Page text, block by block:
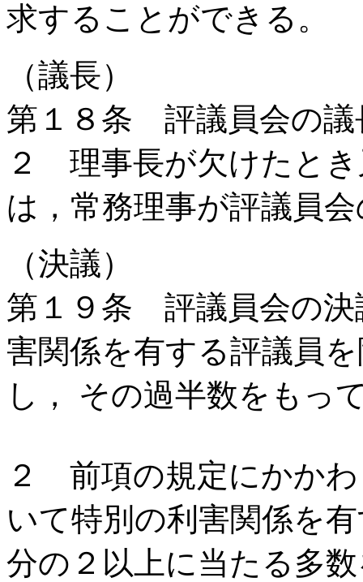
求することができる。
（議長）
第１８条 評議員会の議
２ 理事長が欠けたと
は，常務理事が評議員
（決議）
第１９条 評議員会の決
害関係を有する評議員
し， その過半数をもっ
２ 前項の規定にかか
いて特別の利害関係を
分の２以上に当たる多